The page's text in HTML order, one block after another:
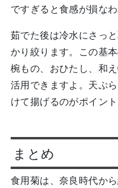
ですぎると食感が損な
茹でた後は冷水にさっ
かり絞ります。この基
椀もの、おひたし、和
活用できますよ。天ぷ
けて揚げるのがポイント
まとめ
食用菊は、奈良時代か